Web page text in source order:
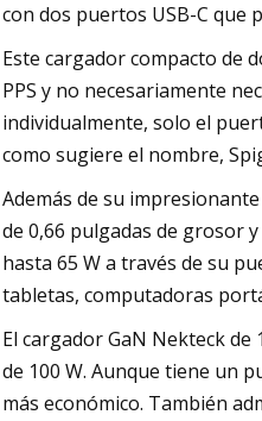
con dos puertos USB-C que
Este cargador compacto de
PPS y no necesariamente
individualmente, solo el
como sugiere el nombre,
Además de su
de 0,66 pulgadas de grosor
hasta 65 W a través de su
tabletas, computadoras
El cargador GaN Nekteck
de 100 W. Aunque tiene un
más económico. También